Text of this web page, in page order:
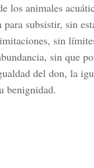
los animales
subsistir, sin
sin
sin que
del don, la
benignidad.